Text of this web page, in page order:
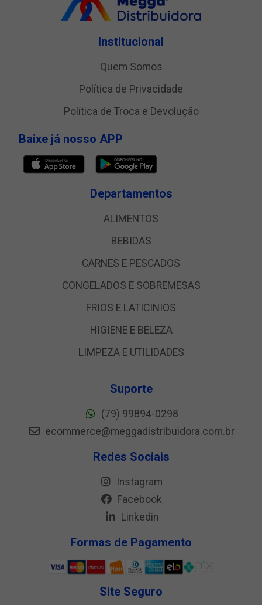
Institucional
Quem Somos
Política de Privacidade
Política de Troca e Devolução
Baixe já nosso APP
Departamentos
ALIMENTOS
BEBIDAS
CARNES E PESCADOS
CONGELADOS E SOBREMESAS
FRIOS E LATICINIOS
HIGIENE E BELEZA
LIMPEZA E UTILIDADES
Suporte
(79) 99894-0298
ecommerce@meggadistribuidora.com.br
Redes Sociais
Instagram
Facebook
Linkedin
Formas de Pagamento
Site Seguro